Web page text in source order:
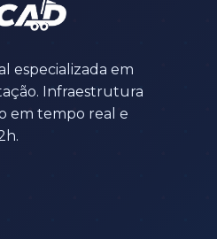
especializada em
Infraestrutura
em tempo real e